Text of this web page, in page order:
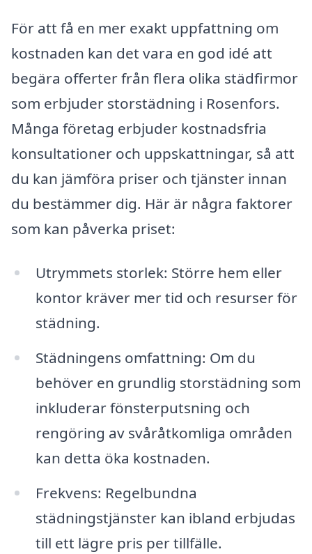
För att få en mer exakt uppfattning om
kostnaden kan det vara en god idé att
begära offerter från flera olika städfirmor
som erbjuder storstädning i Rosenfors.
Många företag erbjuder kostnadsfria
konsultationer och uppskattningar, så att
du kan jämföra priser och tjänster innan
du bestämmer dig. Här är några faktorer
som kan påverka priset:
Utrymmets storlek: Större hem eller
kontor kräver mer tid och resurser för
städning.
Städningens omfattning: Om du
behöver en grundlig storstädning som
inkluderar fönsterputsning och
rengöring av svåråtkomliga områden
kan detta öka kostnaden.
Frekvens: Regelbundna
städningstjänster kan ibland erbjudas
till ett lägre pris per tillfälle.